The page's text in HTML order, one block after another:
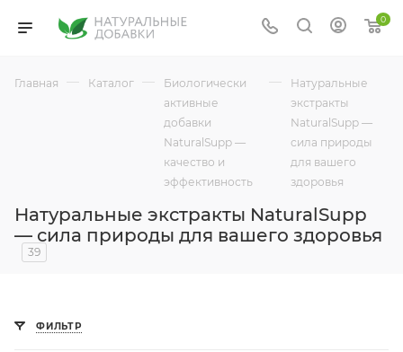
0
Главная — Каталог —
Биологически
активные
добавки
NaturalSupp —
качество и
эффективность
—
Натуральные
экстракты
NaturalSupp —
сила природы
для вашего
здоровья
Натуральные экстракты NaturalSupp
— сила природы для вашего здоровья
39
ФИЛЬТР